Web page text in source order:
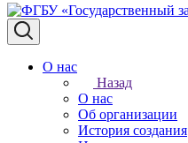
О нас
Назад
О нас
Об организации
История создания